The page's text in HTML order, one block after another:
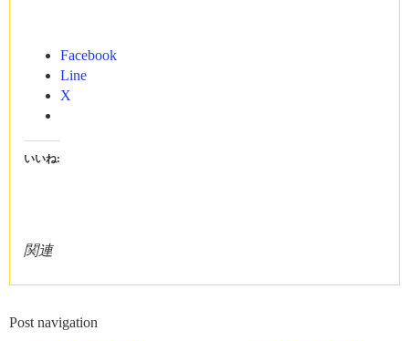
Facebook
Line
X
いいね:
関連
Post navigation